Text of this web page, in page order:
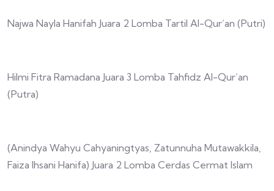
Najwa Nayla Hanifah Juara 2 Lomba Tartil Al-Qur’an (Putri)
Hilmi Fitra Ramadana Juara 3 Lomba Tahfidz Al-Qur’an
(Putra)
(Anindya Wahyu Cahyaningtyas, Zatunnuha Mutawakkila,
Faiza Ihsani Hanifa) Juara 2 Lomba Cerdas Cermat Islam